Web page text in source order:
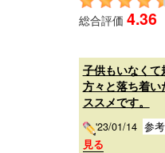
総合評価 4.36
子供もいなく
方々と落ち着
ススメです。
'23/01/14 参
見る